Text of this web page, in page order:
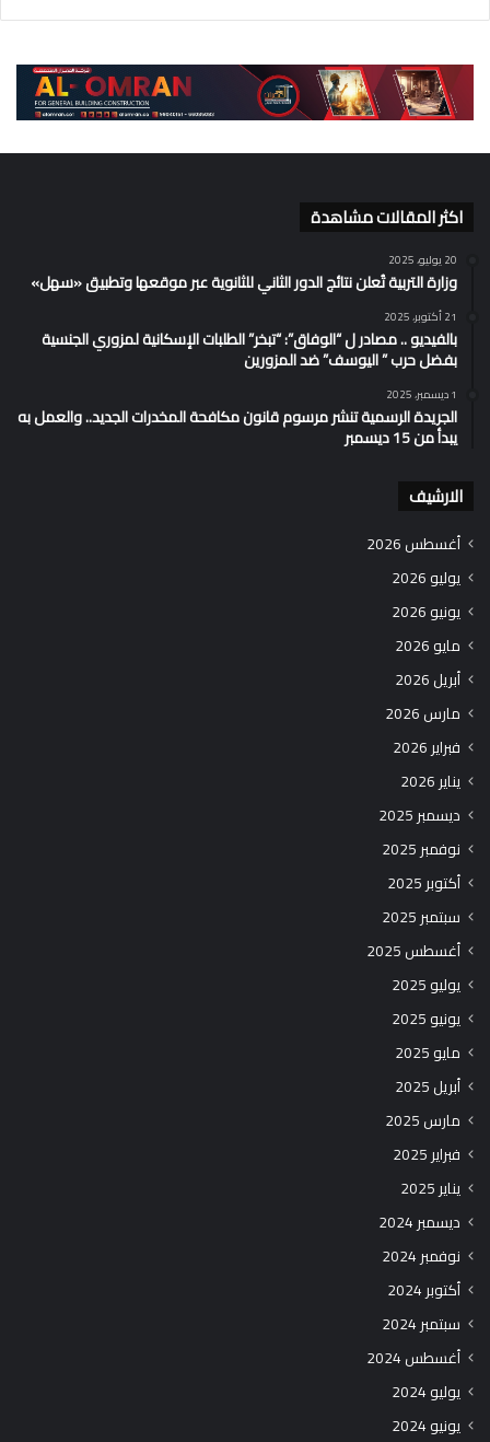
اكثر المقالات مشاهدة
20 يوليو، 2025
وزارة التربية تُعلن نتائج الدور الثاني للثانوية عبر موقعها وتطبيق «سهل»
21 أكتوبر، 2025
بالفيديو .. مصادر ل “الوفاق”: “تبخر” الطلبات الإسكانية لمزوري الجنسية
بفضل حرب ” اليوسف” ضد المزورين
1 ديسمبر، 2025
الجريدة الرسمية تنشر مرسوم قانون مكافحة المخدرات الجديد.. والعمل به
يبدأ من 15 ديسمبر
الارشيف
أغسطس 2026
يوليو 2026
يونيو 2026
مايو 2026
أبريل 2026
مارس 2026
فبراير 2026
يناير 2026
ديسمبر 2025
نوفمبر 2025
أكتوبر 2025
سبتمبر 2025
أغسطس 2025
يوليو 2025
يونيو 2025
مايو 2025
أبريل 2025
مارس 2025
فبراير 2025
يناير 2025
ديسمبر 2024
نوفمبر 2024
أكتوبر 2024
سبتمبر 2024
أغسطس 2024
يوليو 2024
يونيو 2024